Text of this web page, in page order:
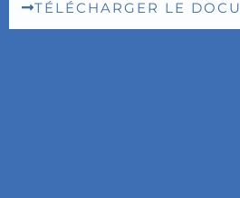
TÉLÉCHARGER LE